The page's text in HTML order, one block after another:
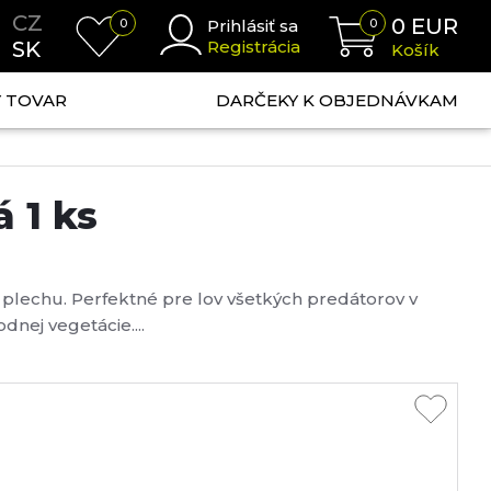
CZ
SK
0
Prihlásiť sa
Registrácia
0 0 EUR
Košík
TOVAR DARČEKY K OBJEDNÁVKAM
1 ks
Perfektné pre lov všetkých predátorov v
vegetácie....